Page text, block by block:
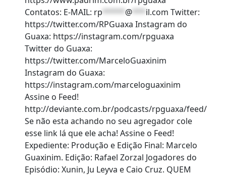
Contatos: E-MAIL: rp ***** @*** il.com Twitter:
https://twitter.com/RPGuaxa Instagram do
Guaxa: https://instagram.com/rpguaxa
Twitter do Guaxa:
https://twitter.com/MarceloGuaxinim
Instagram do Guaxa:
https://instagram.com/marceloguaxinim
Assine o Feed!
http://deviante.com.br/podcasts/rpguaxa/feed/
Se não esta achando no seu agregador cole
esse link lá que ele acha! Assine o Feed!
Expediente: Produção e Edição Final: Marcelo
Guaxinim. Edição: Rafael Zorzal Jogadores do
Episódio: Xunin, Ju Leyva e Caio Cruz. QUEM